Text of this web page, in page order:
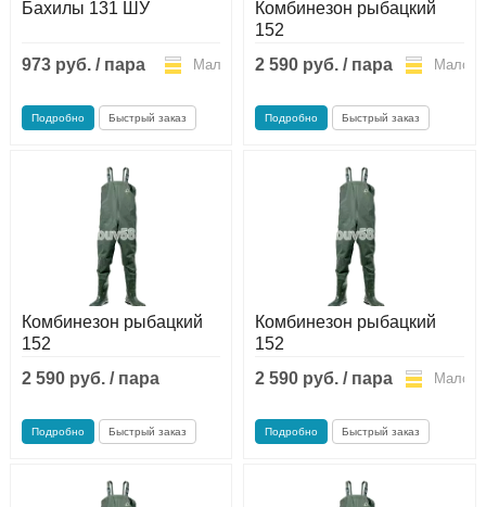
Бахилы 131 ШУ
973 руб. / пара Мало
Подробно Быстрый заказ
Комбинезон рыбацкий
152
2 590 руб. / пара
Мало
Подробно Быстрый заказ
Комбинезон рыбацкий
152
2 590 руб. / пара
Мало
Подробно Быстрый заказ
Комбинезон рыбацкий
152
2 590 руб. / пара
Мало
Подробно Быстрый заказ
Сапоги ПВХ/ЭВА
Спортивная обувь
Утеплитель/Стелька
Сапоги ПВХ
Спортивная обувь
Утеплитель/Стелька
Пляжная обувь
Сапоги ПВХ
Спортивная обувь
Утеплитель/Стелька